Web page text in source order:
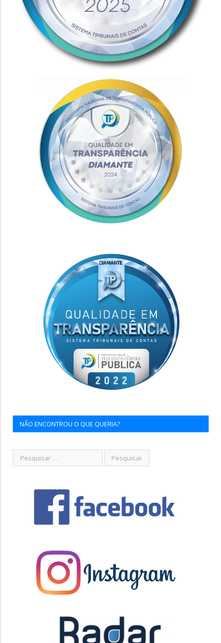
NÃO ENCONTROU O QUE QUERIA?